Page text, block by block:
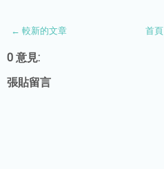
← 較新的文章 首頁
0 意見:
張貼留言